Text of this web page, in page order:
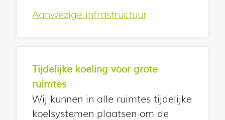
Aanwezige infrastructuur
Tijdelijke koeling voor grote
ruimtes
Wij kunnen in alle ruimtes tijdelijke
koelsystemen plaatsen om de